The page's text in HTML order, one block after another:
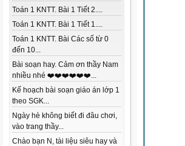
Toán 1 KNTT. Bài 1 Tiết 2....
Toán 1 KNTT. Bài 1 Tiết 1....
Toán 1 KNTT. Bài Các số từ 0
đến 10...
Bài soạn hay. Cảm ơn thầy Nam
nhiều nhé ❤️❤️❤️❤️❤️❤️...
Kế hoạch bài soạn giáo án lớp 1
theo SGK...
Ngày hè không biết đi đâu chơi,
vào trang thầy...
Chào bạn N, tài liệu siêu hay và